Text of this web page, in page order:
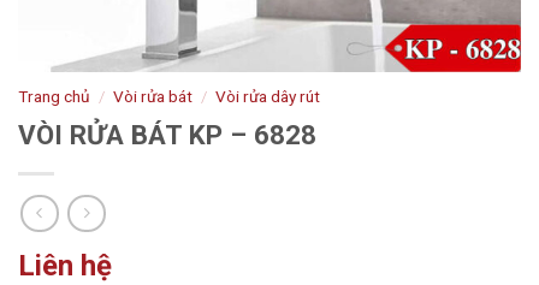
Trang chủ / Vòi rửa bát / Vòi rửa dây rút
VÒI RỬA BÁT KP – 6828
Liên hệ